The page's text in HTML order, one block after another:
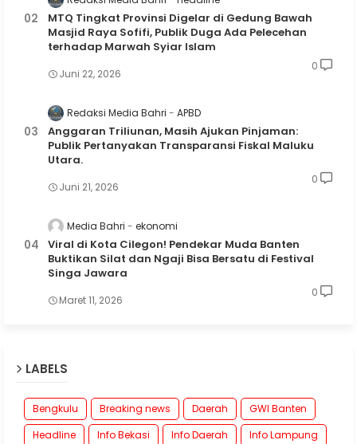
MTQ Tingkat Provinsi Digelar di Gedung Bawah
Masjid Raya Sofifi, Publik Duga Ada Pelecehan
terhadap Marwah Syiar Islam
Juni 22, 2026
0
Redaksi Media Bahri APBD
Anggaran Triliunan, Masih Ajukan Pinjaman:
Publik Pertanyakan Transparansi Fiskal Maluku
Utara.
Juni 21, 2026
0
Media Bahri ekonomi
Viral di Kota Cilegon! Pendekar Muda Banten
Buktikan Silat dan Ngaji Bisa Bersatu di Festival
Singa Jawara
Maret 11, 2026
0
LABELS
Bengkulu Breaking news Daerah
GWI Banten
Headline
Info Bekasi Info Daerah
Info Lampung